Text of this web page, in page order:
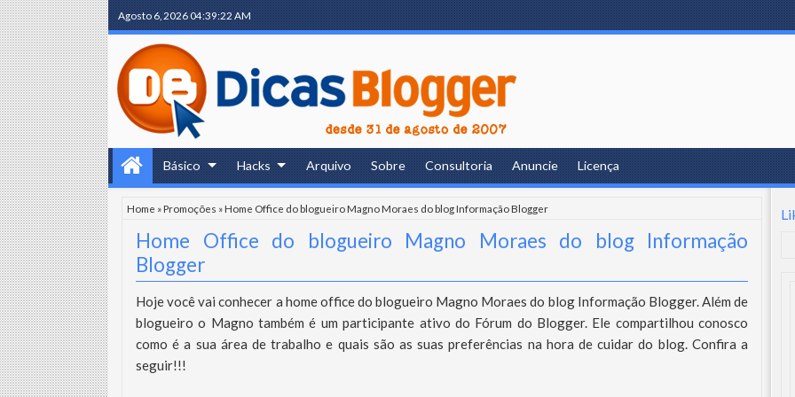
Agosto 6, 202604:39:23 AM
Básico Hacks Arquivo Sobre Consultoria Anuncie Licença
Home »Promoções »Home Office do blogueiro Magno Moraes do blog Informação Blogger
Home Office do blogueiro Magno Moraes do blog Informação
Blogger
Hoje você vai conhecer a home office do blogueiro Magno Moraes do blog Informação Blogger. Além de
blogueiro o Magno também é um participante ativo do Fórum do Blogger. Ele compartilhou conosco
como é a sua área de trabalho e quais são as suas preferências na hora de cuidar do blog. Confira a
seguir!!!